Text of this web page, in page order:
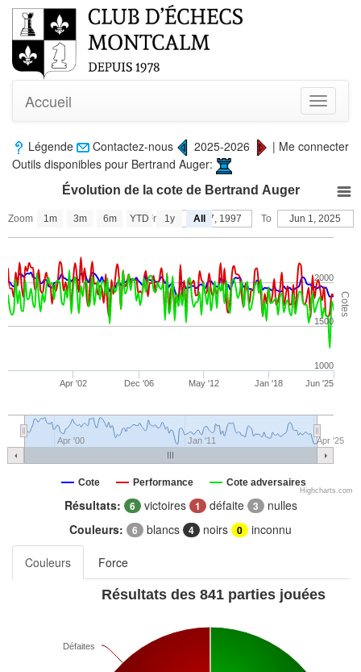
Toggle
Accueil
Légende Contactez-nous 2025-2026 | Me connecter
Outils disponibles pour Bertrand Auger:
Zoom From Oct 17, 1997 To Jun 1, 2025
Cotes
Évolution de la cote de Bertrand Auger
Cote Performance Cote adversaires
Jun '25
Apr '02 Dec '06 May '12 Jan '18
Apr '25
Apr '00 Jan '11
2000
1000
1500
1m 3m 6m YTD 1y All
Highcharts.com
Résultats: 6 victoires 1 défaite 3 nulles
Couleurs:
6 blancs 4 noirs 0 inconnu
Couleurs
Force
Résultats des 841 parties jouées
Défaites